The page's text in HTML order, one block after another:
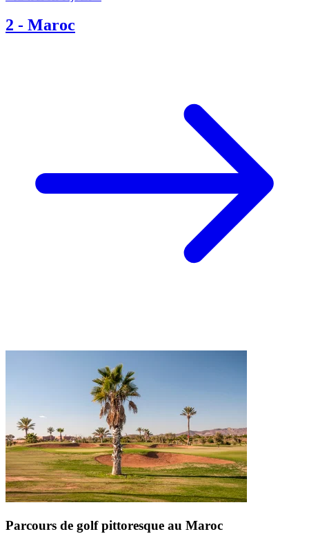
2 - Maroc
Parcours de golf pittoresque au Maroc